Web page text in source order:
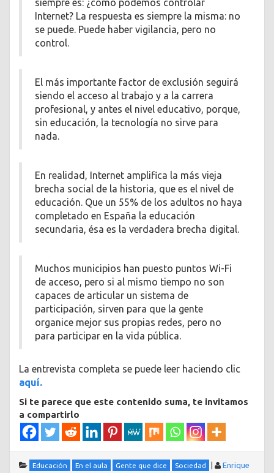
siempre es: ¿cómo podemos controlar
Internet? La respuesta es siempre la misma: no
se puede. Puede haber vigilancia, pero no
control.
El más importante factor de exclusión seguirá
siendo el acceso al trabajo y a la carrera
profesional, y antes el nivel educativo, porque,
sin educación, la tecnología no sirve para
nada.
En realidad, Internet amplifica la más vieja
brecha social de la historia, que es el nivel de
educación. Que un 55% de los adultos no haya
completado en España la educación
secundaria, ésa es la verdadera brecha digital.
Muchos municipios han puesto puntos Wi-Fi
de acceso, pero si al mismo tiempo no son
capaces de articular un sistema de
participación, sirven para que la gente
organice mejor sus propias redes, pero no
para participar en la vida pública.
La entrevista completa se puede leer haciendo clic
aquí.
Si te parece que este contenido suma, te invitamos
a compartirlo
Educación En el aula Gente que dice Sociedad
Enrique